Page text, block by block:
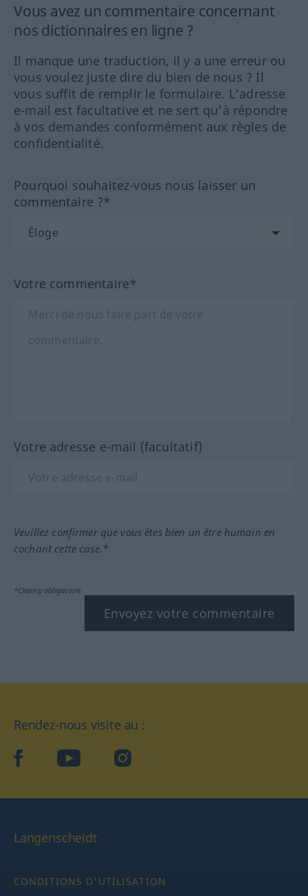
Vous avez un commentaire concernant
nos dictionnaires en ligne ?
Il manque une traduction, il y a une erreur ou
vous voulez juste dire du bien de nous ? Il
vous suffit de remplir le formulaire. L'adresse
e-mail est facultative et ne sert qu'à répondre
à vos demandes conformément aux règles de
confidentialité.
Pourquoi souhaitez-vous nous laisser un
commentaire ?*
Votre commentaire*
Votre adresse e-mail (facultatif)
Veuillez confirmer que vous êtes bien un être humain en
cochant cette case.*
*Champ obligatoire
Envoyez votre commentaire
Rendez-nous visite au :
facebookYouTube Instagram
Langenscheidt
CONDITIONS D'UTILISATION